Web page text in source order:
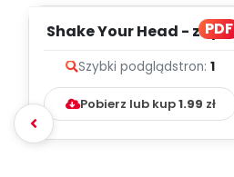
PDF
Shake Your Head - zapis
Szybki podglądstron: 1
Pobierz lub kup1.99 zł